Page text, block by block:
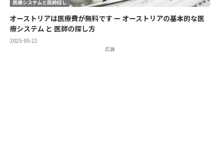
医療システムと医師探し
オーストリアは医療費が無料です ー オーストリアの基本的な医
療システム と 医師の探し方
2025-05-22
広告